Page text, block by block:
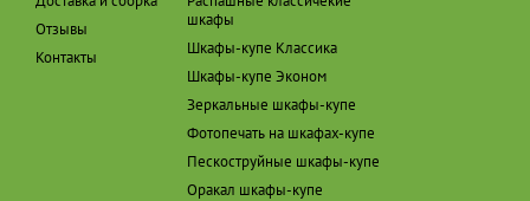
Отзывы
Контакты
шкафы
Шкафы-купе Классика
Шкафы-купе Эконом
Зеркальные шкафы-купе
Фотопечать на шкафах-купе
Пескоструйные шкафы-купе
Оракал шкафы-купе